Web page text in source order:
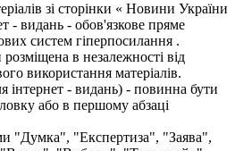
зі сторінки « Новини України
- видань - обов'язкове пряме
систем гіперпосилання .
в незалежності від
використання матеріалів.
інтернет - видань) - повинна бути
або в першому абзаці
"Думка", "Експертиза", "Заява",